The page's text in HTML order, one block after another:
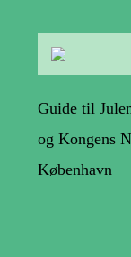
Guide til
og Kongens
København